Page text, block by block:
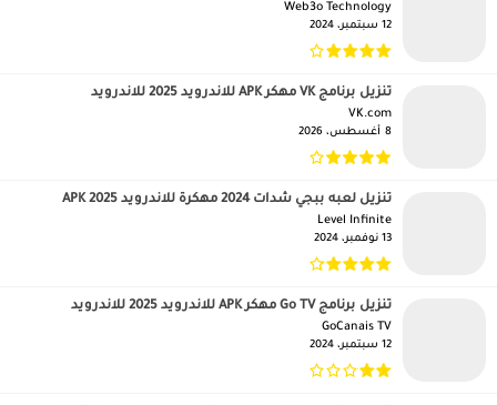
Web3o Technology‏
12 سبتمبر، 2024
تنزيل برنامج VK مهكر APK للاندرويد 2025 للاندرويد
VK.com‏
8 أغسطس، 2026
تنزيل لعبه ببجي شدات 2024 مهكرة للاندرويد APK 2025
Level Infinite‏
13 نوفمبر، 2024
تنزيل برنامج Go TV مهكر APK للاندرويد 2025 للاندرويد
GoCanais TV‏
12 سبتمبر، 2024